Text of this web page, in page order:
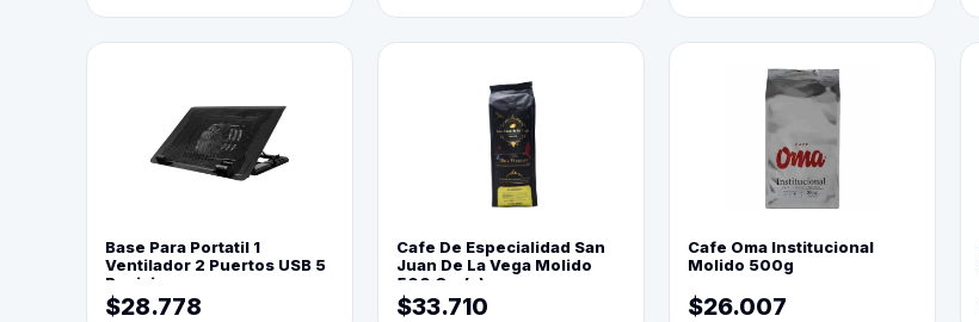
Base Para Portatil 1
Ventilador 2 Puertos USB 5
Posiciones
$28.778
Cafe De Especialidad San
Juan De La Vega Molido
500 Grs(=)
$33.710
Cafe Oma Institucional
Molido 500g
$26.007